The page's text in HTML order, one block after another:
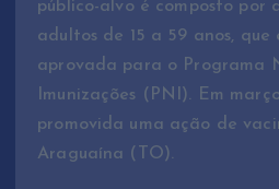
público-alvo é composto por
adultos de 15 a 59 anos,
aprovada para o Programa
Imunizações (PNI). Em
promovida uma ação de
Araguaína (TO).